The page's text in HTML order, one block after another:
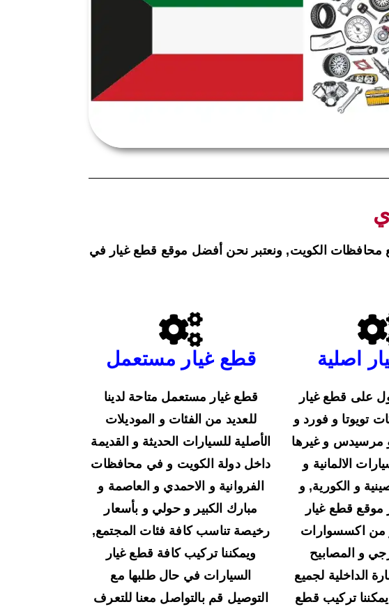
محافظات الكويت, ونعتبر نحن أفضل موقع قطع غيار في
اصلية
على قطع غيار
تويوتا و فورد و
مرسيدس و غيرها
الالمانية و
و الكورية, و
قطع غيار
من اكسسوارات
و المصابيح
الداخلية لجميع
تركيب قطع
قطع غيار مستعمل
قطع غيار مستعمل متاحة لدينا
للعديد من الفئات و الموديلات
الأصلية للسيارات الحديثة و القديمة
داخل دولة الكويت و في محافظات
الفروانية و الاحمدي و العاصمة و
مبارك الكبير و حولي و بأسعار
رخيصة تناسب كافة فئات المجتمع,
ويمكننا تركيب كافة قطع غيار
السيارات في حال طلبها مع
التوصيل قم بالتواصل معنا للتعرف